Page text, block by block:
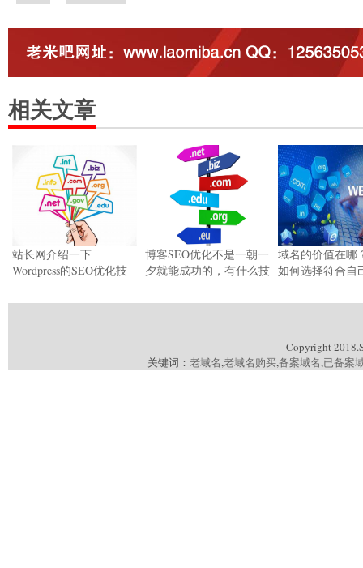
相关文章
站长网介绍一下
Wordpress的SEO优化技
博客SEO优化不是一朝一
夕就能成功的，有什么技
域名的价值在哪
如何选择符合自
Copyright
关键词： 老域名,老域名购买,备案域名,已备案